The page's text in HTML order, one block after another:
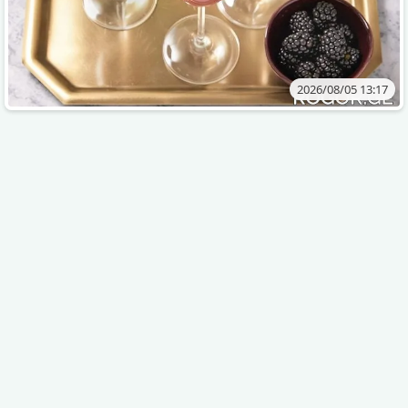
2026/08/05 13:17